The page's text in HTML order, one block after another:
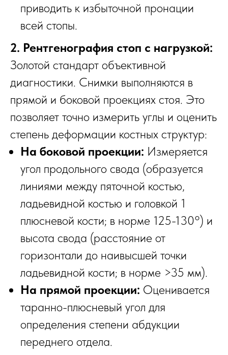
приводить к избыточной пронации
всей стопы.
2. Рентгенография стоп с нагрузкой:
Золотой стандарт объективной
диагностики. Снимки выполняются в
прямой и боковой проекциях стоя. Это
позволяет точно измерить углы и оценить
степень деформации костных структур:
На боковой проекции: Измеряется
угол продольного свода (образуется
линиями между пяточной костью,
ладьевидной костью и головкой 1
плюсневой кости; в норме 125-130°) и
высота свода (расстояние от
горизонтали до наивысшей точки
ладьевидной кости; в норме >35 мм).
На прямой проекции: Оценивается
таранно-плюсневый угол для
определения степени абдукции
переднего отдела.